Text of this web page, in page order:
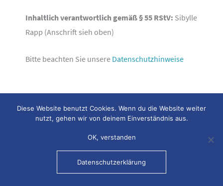
Inhaltlich verantwortlich gemäß § 55 RStV: Sibylle
Rapp (Anschrift sieh oben)
Bitte beachten Sie unsere Datenschutzhinweise
Impressum Datenschutz
Pferdesportkreis Rems-Murr
Diese Website benutzt Cookies. Wenn du die Website weiter
nutzt, gehen wir von deinem Einverständnis aus.
OK, verstanden
Datenschutzerklärung